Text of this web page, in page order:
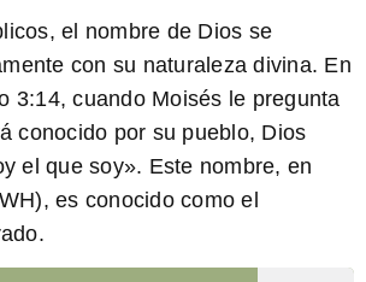
el nombre de Dios se
con su naturaleza divina. En
3:14, cuando Moisés le pregunta
conocido por su pueblo, Dios
el que soy». Este nombre, en